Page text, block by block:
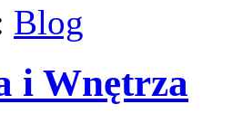
Blog
i Wnętrza